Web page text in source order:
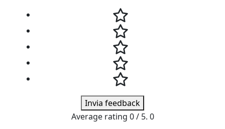
Invia feedback
Average rating 0/ 5. 0